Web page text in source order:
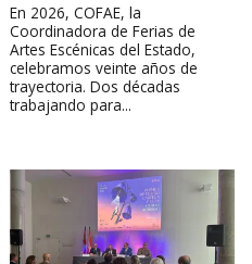
En 2026, COFAE, la
Coordinadora de Ferias de
Artes Escénicas del Estado,
celebramos veinte años de
trayectoria. Dos décadas
trabajando para...